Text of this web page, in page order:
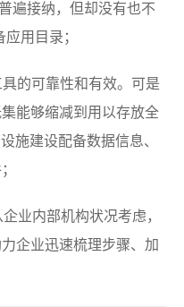
遍接纳，但却没有也不
用目录；
的可靠性和有效。可是
能够缩减到用以存放全
施建设配备数据信息、
业内部机构状况考虑，
企业迅速梳理步骤、加